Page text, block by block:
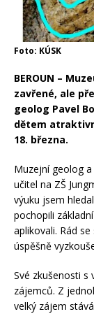
Foto: KÚSK
BEROUN –
zavřené, ale
geolog Pavel
dětem
18. března.
Muzejní geolog
učitel na ZŠ
výuku jsem
pochopili
aplikovali. Rád
úspěšně
Své zkušenosti s
zájemců. Z
velký zájem